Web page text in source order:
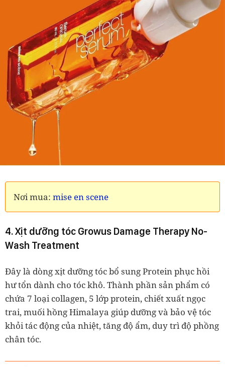
Nơi mua: mise en scene
4. Xịt dưỡng tóc Growus Damage Therapy No-
Wash Treatment
Đây là dòng xịt dưỡng tóc bổ sung Protein phục hồi
hư tổn dành cho tóc khô. Thành phần sản phẩm có
chứa 7 loại collagen, 5 lớp protein, chiết xuất ngọc
trai, muối hồng Himalaya giúp dưỡng và bảo vệ tóc
khỏi tác động của nhiệt, tăng độ ẩm, duy trì độ phồng
chân tóc.